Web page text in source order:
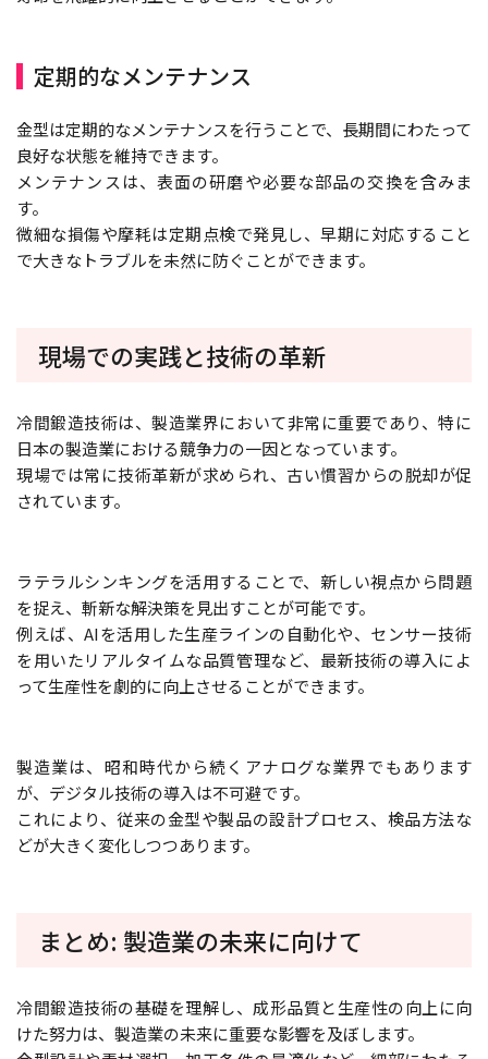
定期的なメンテナンス
金型は定期的なメンテナンスを行うことで、長期間にわたって
良好な状態を維持できます。
メンテナンスは、表面の研磨や必要な部品の交換を含みま
す。
微細な損傷や摩耗は定期点検で発見し、早期に対応すること
で大きなトラブルを未然に防ぐことができます。
現場での実践と技術の革新
冷間鍛造技術は、製造業界において非常に重要であり、特に
日本の製造業における競争力の一因となっています。
現場では常に技術革新が求められ、古い慣習からの脱却が促
されています。
ラテラルシンキングを活用することで、新しい視点から問題
を捉え、斬新な解決策を見出すことが可能です。
例えば、AIを活用した生産ラインの自動化や、センサー技術
を用いたリアルタイムな品質管理など、最新技術の導入によ
って生産性を劇的に向上させることができます。
製造業は、昭和時代から続くアナログな業界でもあります
が、デジタル技術の導入は不可避です。
これにより、従来の金型や製品の設計プロセス、検品方法な
どが大きく変化しつつあります。
まとめ: 製造業の未来に向けて
冷間鍛造技術の基礎を理解し、成形品質と生産性の向上に向
けた努力は、製造業の未来に重要な影響を及ぼします。